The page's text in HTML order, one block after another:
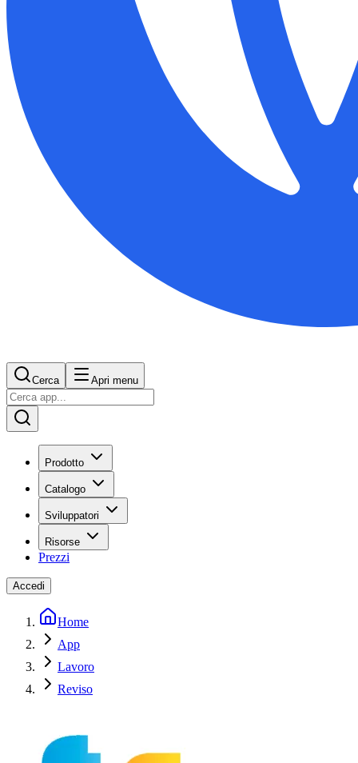
Cerca Apri menu
Prodotto
Catalogo
Sviluppatori
Risorse
Prezzi
Accedi
Home
App
Lavoro
Reviso